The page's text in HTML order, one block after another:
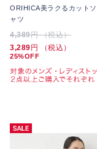
ORIHICA美ラクるカット
ャツ
4,389円 （税込）
3,289 円 （税込）
25%OFF